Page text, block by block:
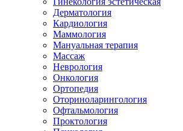
Дерматология
Кардиология
Маммология
Мануальная терапия
Массаж
Неврология
Онкология
Ортопедия
Оториноларингология
Офтальмология
Проктология